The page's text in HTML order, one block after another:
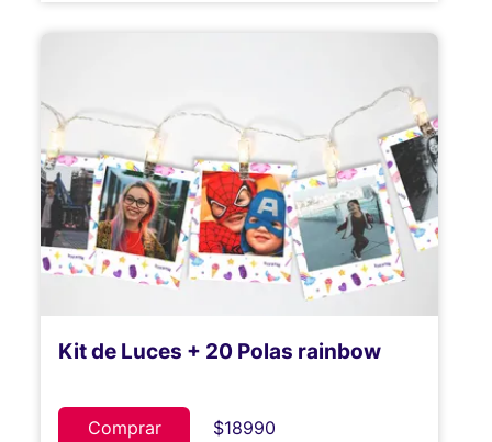
Kit de Luces + 20 Polas rainbow
Comprar
$18990